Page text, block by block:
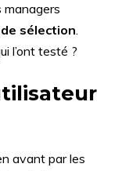
managers
sélection.
l’ont testé ?
avant par les